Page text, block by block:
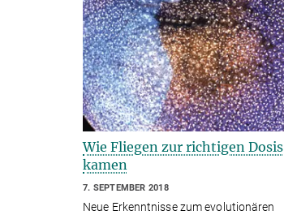
Wie Fliegen zur richtigen Dosis
kamen
7. SEPTEMBER 2018
Neue Erkenntnisse zum evolutionären